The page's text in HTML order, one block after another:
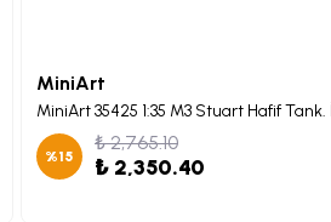
MiniArt
%15
₺ 2,765.10
₺ 2,350.40